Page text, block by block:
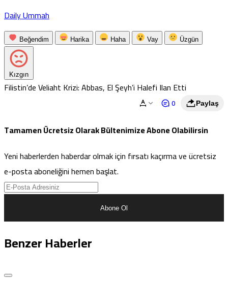
Daily Ummah
Beğendim Harika Haha Vay Üzgün
Kızgın
Filistin’de Veliaht Krizi: Abbas, El Şeyh’i Halefi Ilan Etti
0 Paylaş
Tamamen Ücretsiz Olarak Bültenimize Abone Olabilirsin
Yeni haberlerden haberdar olmak için fırsatı kaçırma ve ücretsiz
e-posta aboneliğini hemen başlat.
Abone Ol
Benzer Haberler